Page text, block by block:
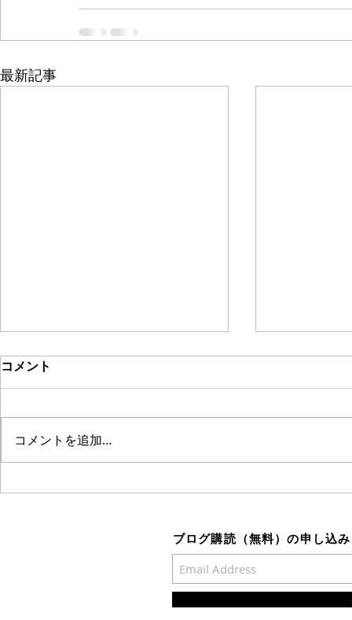
最新記事
2025年9月23日 秋分初候
めっきり朝晩は寒くなり、暑さ寒
なりした。 露地もののぶどうが
豊富に出回っていることでしょう
が、当ぶどう店はもう最後のクイ
す。今週是非ご来店願います。...
2015年8
今日２７日
ャインマス
ます。...
コメント
コメントを追加…
ブログ購読（無料​）の申し込